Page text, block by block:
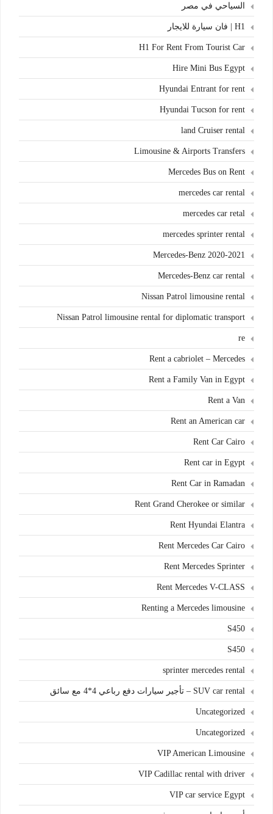
السياحي في مصر
H1 | فان سيارة للايجار
H1 For Rent From Tourist Car
Hire Mini Bus Egypt
Hyundai Entrant for rent
Hyundai Tucson for rent
land Cruiser rental
Limousine & Airports Transfers
Mercedes Bus on Rent
mercedes car rental
mercedes car retal
mercedes sprinter rental
Mercedes-Benz 2020-2021
Mercedes-Benz car rental
Nissan Patrol limousine rental
Nissan Patrol limousine rental for diplomatic transport
re
Rent a cabriolet – Mercedes
Rent a Family Van in Egypt
Rent a Van
Rent an American car
Rent Car Cairo
Rent car in Egypt
Rent Car in Ramadan
Rent Grand Cherokee or similar
Rent Hyundai Elantra
Rent Mercedes Car Cairo
Rent Mercedes Sprinter
Rent Mercedes V-CLASS
Renting a Mercedes limousine
S450
S450
sprinter mercedes rental
SUV car rental – تأجير سيارات دفع رباعي 4*4 مع سائق
Uncategorized
Uncategorized
VIP American Limousine
VIP Cadillac rental with driver
VIP car service Egypt